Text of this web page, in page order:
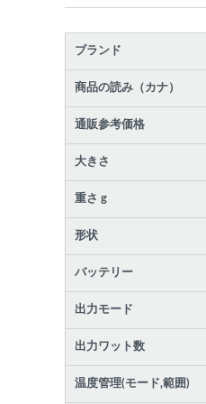
ブランド
商品の読み（カナ）
通販参考価格
大きさ
重さ g
形状
バッテリー
出力モード
出力ワット数
温度管理(モード‚範囲)